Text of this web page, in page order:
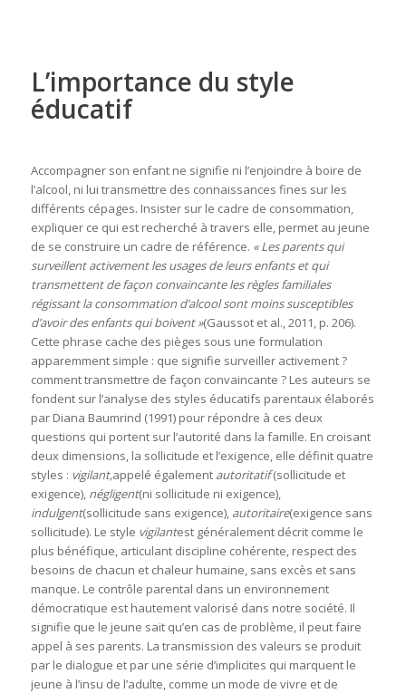
L’importance du style
éducatif
Accompagner son enfant ne signifie ni l’enjoindre à boire de
l’alcool, ni lui transmettre des connaissances fines sur les
différents cépages. Insister sur le cadre de consommation,
expliquer ce qui est recherché à travers elle, permet au jeune
de se construire un cadre de référence. « Les parents qui
surveillent activement les usages de leurs enfants et qui
transmettent de façon convaincante les règles familiales
régissant la consommation d’alcool sont moins susceptibles
d’avoir des enfants qui boivent »(Gaussot et al., 2011, p. 206).
Cette phrase cache des pièges sous une formulation
apparemment simple : que signifie surveiller activement ?
comment transmettre de façon convaincante ? Les auteurs se
fondent sur l’analyse des styles éducatifs parentaux élaborés
par Diana Baumrind (1991) pour répondre à ces deux
questions qui portent sur l’autorité dans la famille. En croisant
deux dimensions, la sollicitude et l’exigence, elle définit quatre
styles : vigilant,appelé également autoritatif(sollicitude et
exigence), négligent(ni sollicitude ni exigence),
indulgent(sollicitude sans exigence), autoritaire(exigence sans
sollicitude). Le style vigilantest généralement décrit comme le
plus bénéfique, articulant discipline cohérente, respect des
besoins de chacun et chaleur humaine, sans excès et sans
manque. Le contrôle parental dans un environnement
démocratique est hautement valorisé dans notre société. Il
signifie que le jeune sait qu’en cas de problème, il peut faire
appel à ses parents. La transmission des valeurs se produit
par le dialogue et par une série d’implicites qui marquent le
jeune à l’insu de l’adulte, comme un mode de vivre et de